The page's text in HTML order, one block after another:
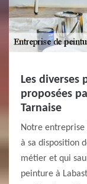
Les diverses
proposées
Tarnaise
Notre entreprise
à sa disposition
métier et qui
peinture à